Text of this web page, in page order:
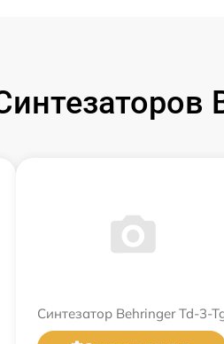
Синтезатор Behringer Td-3-